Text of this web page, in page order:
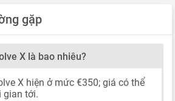
gặp
X là bao nhiêu?
X hiện ở mức €350; giá có thể
gian tới.